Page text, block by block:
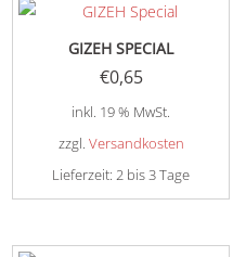
GIZEH SPECIAL
€0,65
inkl. 19 % MwSt.
zzgl. Versandkosten
Lieferzeit:2 bis 3 Tage